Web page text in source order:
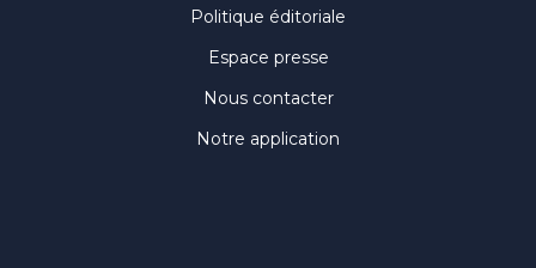
Politique éditoriale
Espace presse
Nous contacter
Notre application